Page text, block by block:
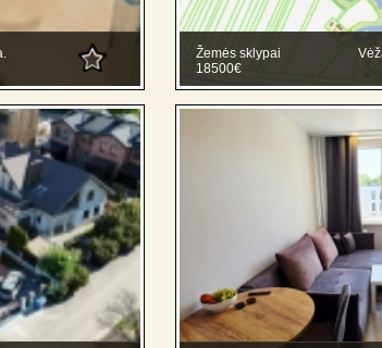
Žemės sklypai
18500€